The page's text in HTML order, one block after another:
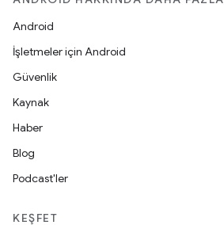
Android
İşletmeler için Android
Güvenlik
Kaynak
Haber
Blog
Podcast'ler
KEŞFET